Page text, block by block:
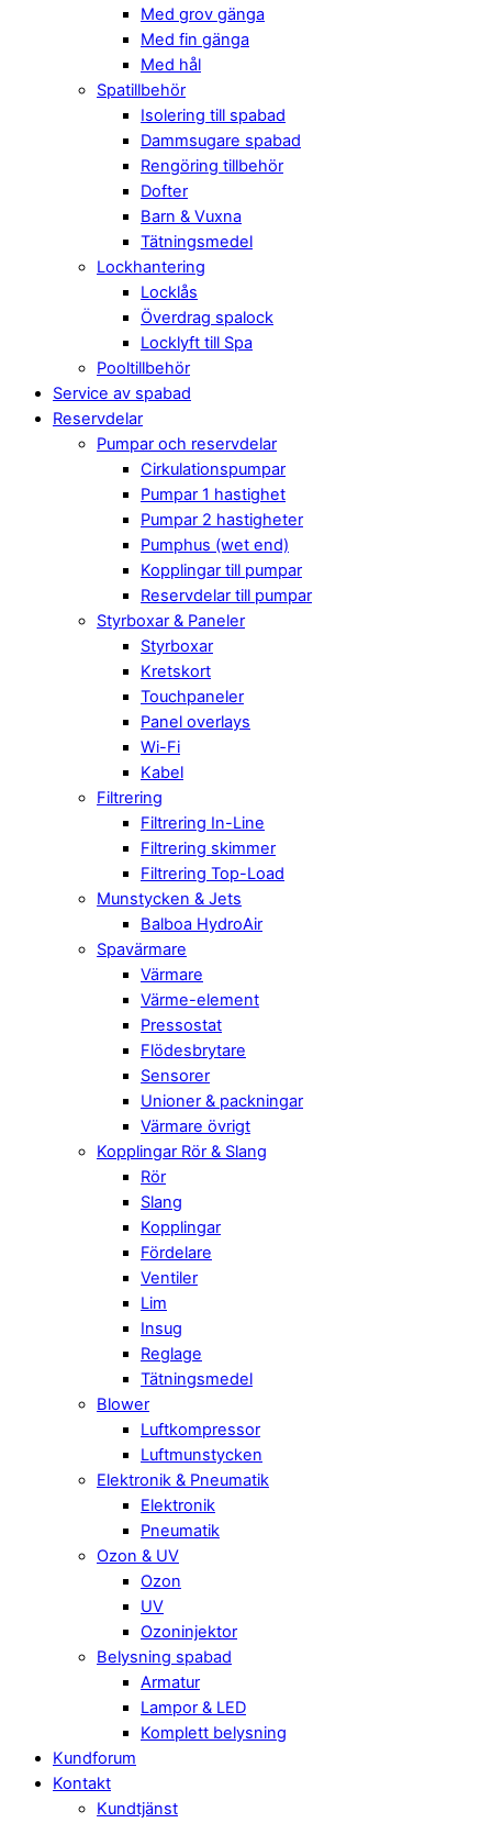
Med grov gänga
Med fin gänga
Med hål
Spatillbehör
Isolering till spabad
Dammsugare spabad
Rengöring tillbehör
Dofter
Barn & Vuxna
Tätningsmedel
Lockhantering
Locklås
Överdrag spalock
Locklyft till Spa
Pooltillbehör
Service av spabad
Reservdelar
Pumpar och reservdelar
Cirkulationspumpar
Pumpar 1 hastighet
Pumpar 2 hastigheter
Pumphus (wet end)
Kopplingar till pumpar
Reservdelar till pumpar
Styrboxar & Paneler
Styrboxar
Kretskort
Touchpaneler
Panel overlays
Wi-Fi
Kabel
Filtrering
Filtrering In-Line
Filtrering skimmer
Filtrering Top-Load
Munstycken & Jets
Balboa HydroAir
Spavärmare
Värmare
Värme-element
Pressostat
Flödesbrytare
Sensorer
Unioner & packningar
Värmare övrigt
Kopplingar Rör & Slang
Rör
Slang
Kopplingar
Fördelare
Ventiler
Lim
Insug
Reglage
Tätningsmedel
Blower
Luftkompressor
Luftmunstycken
Elektronik & Pneumatik
Elektronik
Pneumatik
Ozon & UV
Ozon
UV
Ozoninjektor
Belysning spabad
Armatur
Lampor & LED
Komplett belysning
Kundforum
Kontakt
Kundtjänst